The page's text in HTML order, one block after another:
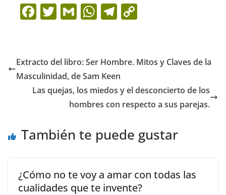
F
e
b
o
T
er
G
l
W
s
A
p
p
T
gr
a
m
y
n
k
Extracto del libro: Ser Hombre. Mitos y Claves de la
Masculinidad, de Sam Keen
Las quejas, los miedos y el desconcierto de los
hombres con respecto a sus parejas.
También te puede gustar
¿Cómo no te voy a amar con todas las
cualidades que te invente?